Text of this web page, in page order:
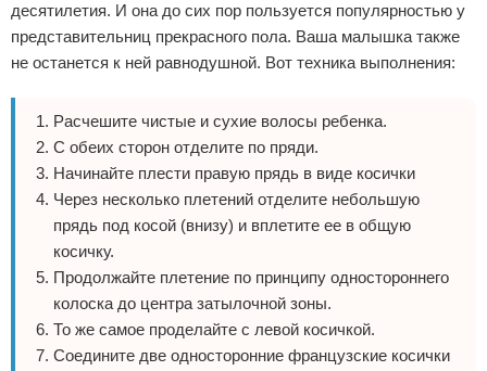
десятилетия. И она до сих пор пользуется популярностью у
представительниц прекрасного пола. Ваша малышка также
не останется к ней равнодушной. Вот техника выполнения:
Расчешите чистые и сухие волосы ребенка.
С обеих сторон отделите по пряди.
Начинайте плести правую прядь в виде косички
Через несколько плетений отделите небольшую
прядь под косой (внизу) и вплетите ее в общую
косичку.
Продолжайте плетение по принципу одностороннего
колоска до центра затылочной зоны.
То же самое проделайте с левой косичкой.
Соедините две односторонние французские косички